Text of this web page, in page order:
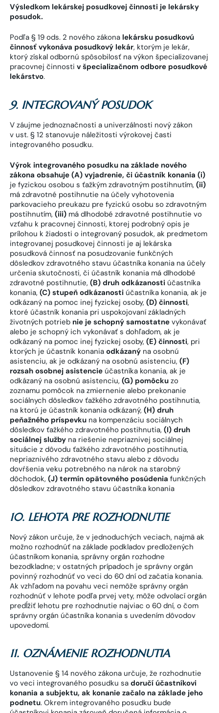
Výsledkom lekárskej posudkovej činnosti je lekársky
posudok.
Podľa § 19 ods. 2 nového zákona lekársku posudkovú
činnosť vykonáva posudkový lekár, ktorým je lekár,
ktorý získal odbornú spôsobilosť na výkon špecializovanej
pracovnej činnosti v špecializačnom odbore posudkové
lekárstvo.
9. INTEGROVANÝ POSUDOK
V záujme jednoznačnosti a univerzálnosti nový zákon
v ust. § 12 stanovuje náležitosti výrokovej časti
integrovaného posudku.
Výrok integrovaného posudku na základe nového
zákona obsahuje (A) vyjadrenie, či účastník konania (i)
je fyzickou osobou s ťažkým zdravotným postihnutím, (ii)
má zdravotné postihnutie na účely vyhotovenia
parkovacieho preukazu pre fyzickú osobu so zdravotným
postihnutím, (iii) má dlhodobé zdravotné postihnutie vo
vzťahu k pracovnej činnosti, ktorej podrobný opis je
prílohou k žiadosti o integrovaný posudok, ak predmetom
integrovanej posudkovej činnosti je aj lekárska
posudková činnosť na posudzovanie funkčných
dôsledkov zdravotného stavu účastníka konania na účely
určenia skutočnosti, či účastník konania má dlhodobé
zdravotné postihnutie, (B) druh odkázanosti účastníka
konania, (C) stupeň odkázanosti účastníka konania, ak je
odkázaný na pomoc inej fyzickej osoby, (D) činnosti,
ktoré účastník konania pri uspokojovaní základných
životných potrieb nie je schopný samostatne vykonávať
alebo je schopný ich vykonávať s dohľadom, ak je
odkázaný na pomoc inej fyzickej osoby, (E) činnosti, pri
ktorých je účastník konania odkázaný na osobnú
asistenciu, ak je odkázaný na osobnú asistenciu, (F)
rozsah osobnej asistencie účastníka konania, ak je
odkázaný na osobnú asistenciu, (G) pomôcku zo
zoznamu pomôcok na zmiernenie alebo prekonanie
sociálnych dôsledkov ťažkého zdravotného postihnutia,
na ktorú je účastník konania odkázaný, (H) druh
peňažného príspevku na kompenzáciu sociálnych
dôsledkov ťažkého zdravotného postihnutia, (I) druh
sociálnej služby na riešenie nepriaznivej sociálnej
situácie z dôvodu ťažkého zdravotného postihnutia,
nepriaznivého zdravotného stavu alebo z dôvodu
dovŕšenia veku potrebného na nárok na starobný
dôchodok, (J) termín opätovného posúdenia funkčných
dôsledkov zdravotného stavu účastníka konania
10. LEHOTA PRE ROZHODNUTIE
Nový zákon určuje, že v jednoduchých veciach, najmä ak
možno rozhodnúť na základe podkladov predložených
účastníkom konania, správny orgán rozhodne
bezodkladne; v ostatných prípadoch je správny orgán
povinný rozhodnúť vo veci do 60 dní od začatia konania.
Ak vzhľadom na povahu veci nemôže správny orgán
rozhodnúť v lehote podľa prvej vety, môže odvolací orgán
predĺžiť lehotu pre rozhodnutie najviac o 60 dní, o čom
správny orgán účastníka konania s uvedením dôvodov
upovedomí.
11. OZNÁMENIE ROZHODNUTIA
Ustanovenie § 14 nového zákona určuje, že rozhodnutie
vo veci integrovaného posudku sa doručí účastníkovi
konania a subjektu, ak konanie začalo na základe jeho
podnetu. Okrem integrovaného posudku bude